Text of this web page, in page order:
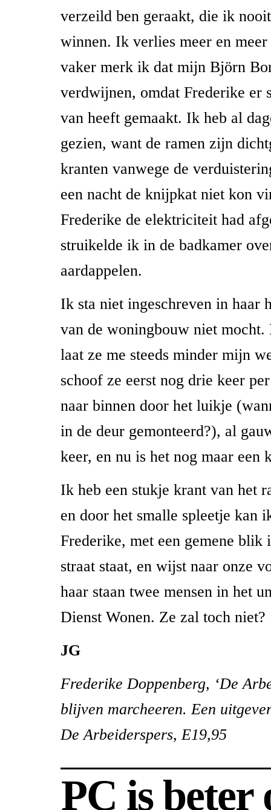
verzeild ben geraakt, die ik
winnen. Ik verlies meer en meer
vaker merk ik dat mijn Björn
verdwijnen, omdat Frederike er
van heeft gemaakt. Ik heb al
gezien, want de ramen zijn
kranten vanwege de
een nacht de knijpkat niet kon
Frederike de elektriciteit had
struikelde ik in de badkamer
aardappelen.
Ik sta niet ingeschreven in haar
van de woningbouw niet mocht.
laat ze me steeds minder mijn
schoof ze eerst nog drie keer
naar binnen door het luikje
in de deur gemonteerd?), al
keer, en nu is het nog maar een
Ik heb een stukje krant van het
en door het smalle spleetje kan
Frederike, met een gemene blik
straat staat, en wijst naar onze
haar staan twee mensen in het
Dienst Wonen. Ze zal toch niet?
JG
Frederike Doppenberg, ‘De
blijven marcheeren. Een
De Arbeiderspers, E19,95
PC is beter